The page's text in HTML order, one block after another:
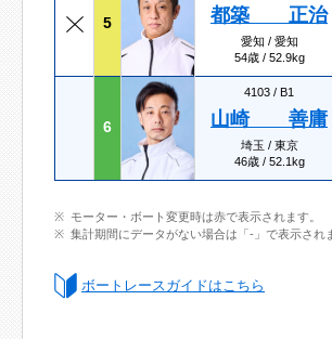
5 都築 正治
愛知 / 愛知
54歳 / 52.9kg
6
4103 / B1
山崎 善庸
埼玉 / 東京
46歳 / 52.1kg
モーター・ボート変更時は赤で表示されます。
集計期間にデータがない場合は「-」で表示され
ボートレースガイドはこちら